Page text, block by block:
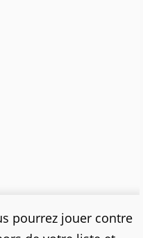
pourrez jouer contre